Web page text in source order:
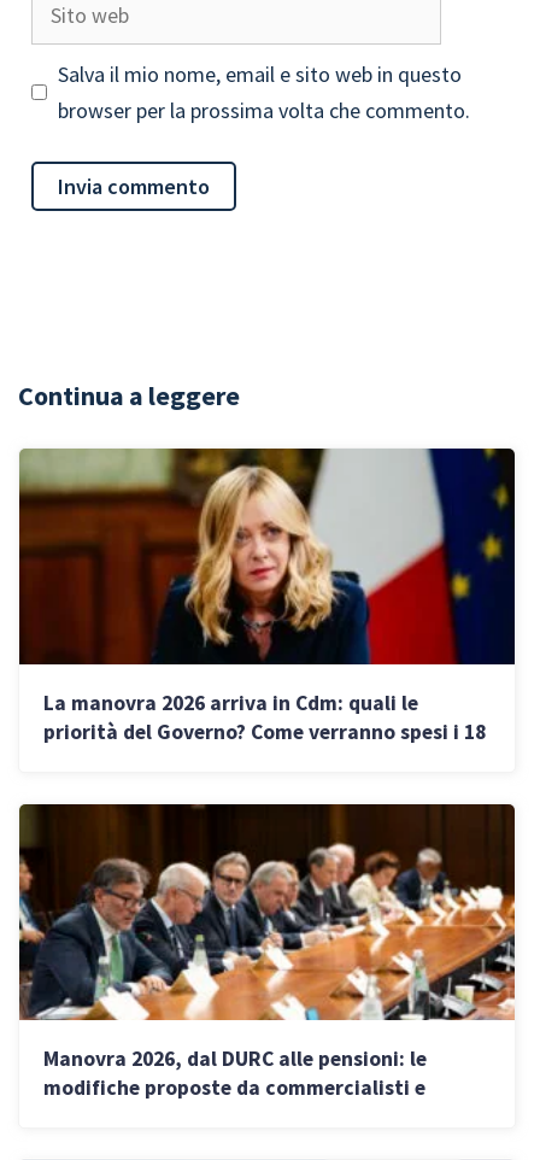
web
Salva il mio nome, email e sito web in questo
browser per la prossima volta che commento.
Continua a leggere
La manovra 2026 arriva in Cdm: quali le
priorità del Governo? Come verranno spesi i 18
Manovra 2026, dal DURC alle pensioni: le
modifiche proposte da commercialisti e